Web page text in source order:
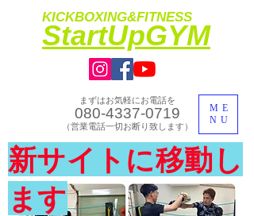
KICKBOXING&FITNESS
​StartUpGYM
ME
NU
まずはお気軽にお電話を
080-4337-0719
​（営業電話一切お断り致します）
​体験入会実施中
新サイトに移動し
ます